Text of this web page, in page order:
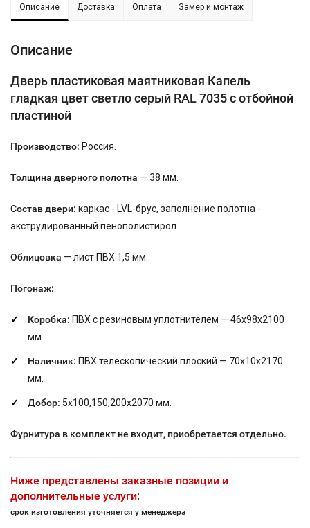
Описание Доставка Оплата Замер и монтаж
Описание
Дверь пластиковая маятниковая Капель
гладкая цвет светло серый RAL 7035 с отбойной
пластиной
Производство: Россия.
Толщина дверного полотна — 38 мм.
Состав двери: каркас - LVL-брус, заполнение полотна -
экструдированный пенополистирол.
Облицовка — лист ПВХ 1,5 мм.
Погонаж:
Коробка: ПВХ с резиновым уплотнителем — 46х98х2100
мм.
Наличник: ПВХ телескопический плоский — 70х10х2170
мм.
Добор: 5х100,150,200х2070 мм.
Фурнитура в комплект не входит, приобретается отдельно.
Ниже представлены заказные позиции и
дополнительные услуги:
срок изготовления уточняется у менеджера